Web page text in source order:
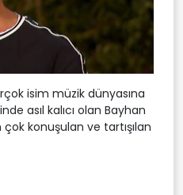
isim müzik dünyasına
asıl kalıcı olan Bayhan
konuşulan ve tartışılan